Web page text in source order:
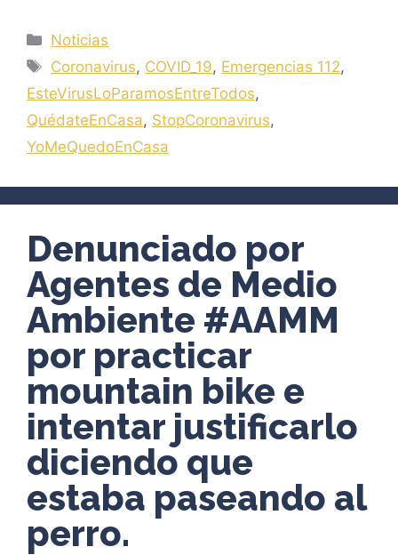
Categorías
Noticias
Etiquetas
Coronavirus, COVID_19, Emergencias 112,
EsteVirusLoParamosEntreTodos,
QuédateEnCasa, StopCoronavirus,
YoMeQuedoEnCasa
Denunciado por
Agentes de Medio
Ambiente #AAMM
por practicar
mountain bike e
intentar justificarlo
diciendo que
estaba paseando al
perro.